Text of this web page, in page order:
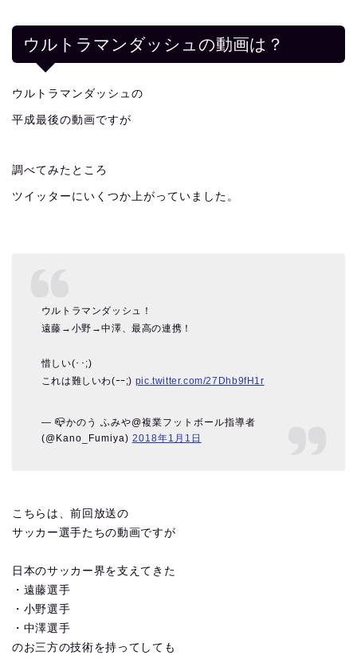
ウルトラマンダッシュの動画は？
ウルトラマンダッシュの
平成最後の動画ですが
調べてみたところ
ツイッターにいくつか上がっていました。
ウルトラマンダッシュ！
遠藤→小野→中澤、最高の連携！
惜しい(･･;)
これは難しいわ(ｰｰ;) pic.twitter.com/27Dhb9fH1r
— 📪かのう ふみや@複業フットボール指導者
(@Kano_Fumiya) 2018年1月1日
こちらは、前回放送の
サッカー選手たちの動画ですが
日本のサッカー界を支えてきた
・遠藤選手
・小野選手
・中澤選手
のお三方の技術を持ってしても